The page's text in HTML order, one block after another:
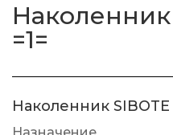
Наколенник
=1=
Наколенник SIBOTE